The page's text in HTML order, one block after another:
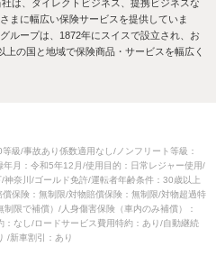
社は、ダイレクトビジネス、提携ビジネスな
まに幅広い保険サービスを提供していま
ループは、1872年にスイスで設立され、お
上の国と地域で保険商品・サービスを幅広く
級/事故あり係数適用なし/ノンフリート等級：
月：令和5年12月/使用目的：日常レジャー使用/
奈川/ゴールド免許/運転者年齢条件：30歳以上
保険：無制限/対物賠償保険：無制限/対物超過特
限で補償）/人身傷害保険（車内のみ補償）：
なし/ロードサービス費用特約：あり/自動継続
/新車割引：あり